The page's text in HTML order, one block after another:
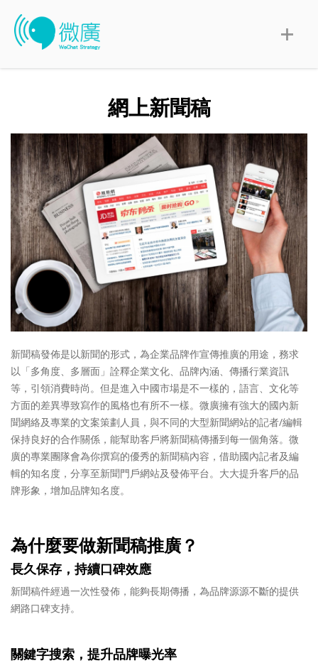
網上新聞稿
新聞稿發佈是以新聞的形式，為企業品牌作宣傳推廣的用途，務求
以「多角度、多層面」詮釋企業文化、品牌內涵、傳播行業資訊
等，引領消費時尚。但是進入中國市場是不一樣的，語言、文化等
方面的差異導致寫作的風格也有所不一樣。微廣擁有強大的國內新
聞網絡及專業的文案策劃人員，與不同的大型新聞網站的記者/編輯
保持良好的合作關係，能幫助客戶將新聞稿傳播到每一個角落。微
廣的專業團隊會為你撰寫的優秀的新聞稿內容，借助國內記者及編
輯的知名度，分享至新聞門戶網站及發佈平台。大大提升客戶的品
牌形象，增加品牌知名度。
為什麼要做新聞稿推廣？
長久保存，持續口碑效應
新聞稿件經過一次性發佈，能夠長期傳播，為品牌源源不斷的提供
網路口碑支持。
關鍵字搜索，提升品牌曝光率